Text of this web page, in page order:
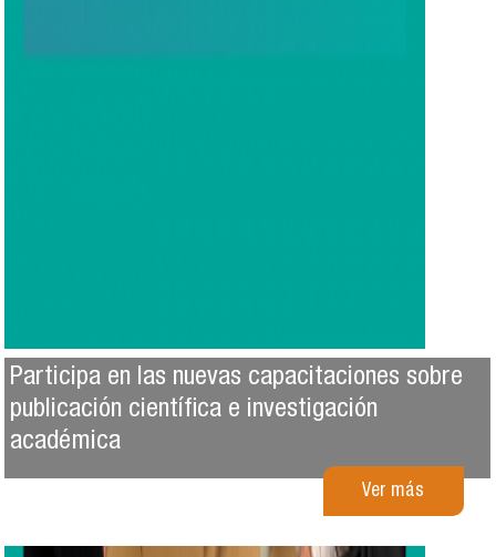
Participa en las nuevas capacitaciones sobre
publicación científica e investigación
académica
Ver más